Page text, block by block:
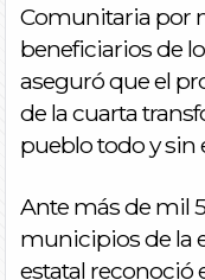
Comunitaria por
beneficiarios de
aseguró que el
de la cuarta
pueblo todo y sin
Ante más de mil
municipios de la
estatal reconoció